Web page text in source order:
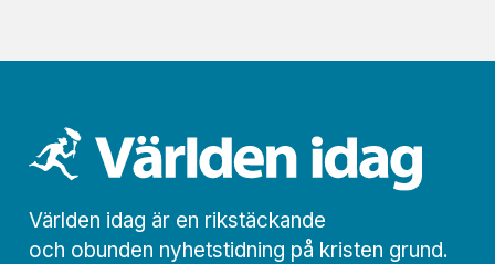
Världen idag är en rikstäckande
och obunden nyhets­­­tidning på kristen grund.